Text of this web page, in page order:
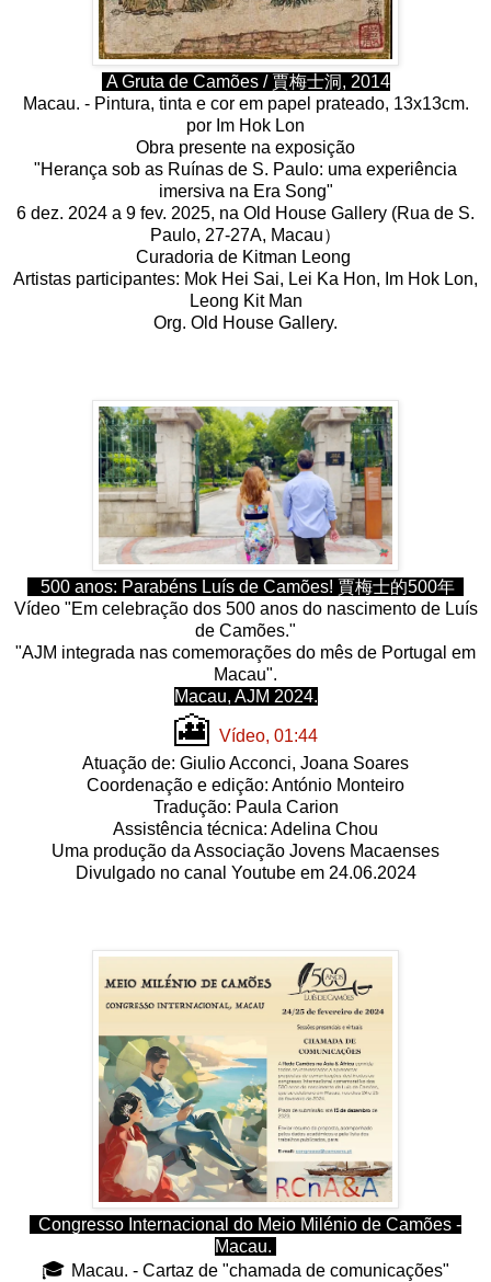
A Gruta de Camões / 賈梅士洞, 2014
Macau. - Pintura, tinta e cor em papel prateado, 13x13cm.
por Im Hok Lon
Obra presente na exposição
"Herança sob as Ruínas de S. Paulo: uma experiência
imersiva na Era Song"
6 dez. 2024 a 9 fev. 2025, na Old House Gallery (Rua de S.
Paulo, 27-27A, Macau）
Curadoria de Kitman Leong
Artistas participantes: Mok Hei Sai, Lei Ka Hon, Im Hok Lon,
Leong Kit Man
Org. Old House Gallery.
500 anos: Parabéns Luís de Camões! 賈梅士的500年
Vídeo "Em celebração dos 500 anos do nascimento de Luís
de Camões."
"AJM integrada nas comemorações do mês de Portugal em
Macau".
Macau, AJM 2024.
🎦 Vídeo, 01:44
Atuação de: Giulio Acconci, Joana Soares
Coordenação e edição: António Monteiro
Tradução: Paula Carion
Assistência técnica: Adelina Chou
Uma produção da Associação Jovens Macaenses
Divulgado no canal Youtube em 24.06.2024
Congresso Internacional do Meio Milénio de Camões -
Macau.
🎓 Macau. - Cartaz de "chamada de comunicações"